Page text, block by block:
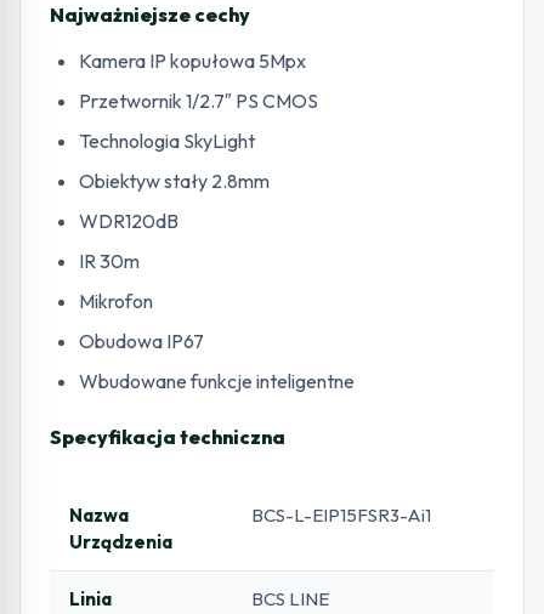
Najważniejsze cechy
Kamera IP kopułowa 5Mpx
Przetwornik 1/2.7″ PS CMOS
Technologia SkyLight
Obiektyw stały 2.8mm
WDR120dB
IR 30m
Mikrofon
Obudowa IP67
Wbudowane funkcje inteligentne
Specyfikacja techniczna
Nazwa
Urządzenia
BCS-L-EIP15FSR3-Ai1
Linia
BCS LINE